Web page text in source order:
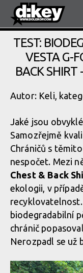
TEST:
VESTA G-
BACK SHIRT
Autor: Keli,
Jaké jsou
Samozřejmě
Chráničů s
nespočet. Mezi
Chest & Back
ekologii, v
recyklovatelnost.
biodegradabilní
chránič
Nerozpadl se už